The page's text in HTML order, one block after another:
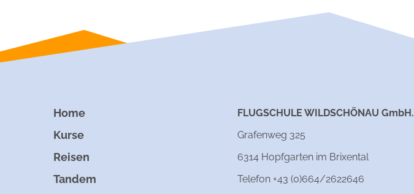
Home
Kurse
Reisen
Tandem
FLUGSCHULE WILDSCHÖNAU GmbH.
Grafenweg 325
6314 Hopfgarten im Brixental
Telefon +43 (0)664/2622646